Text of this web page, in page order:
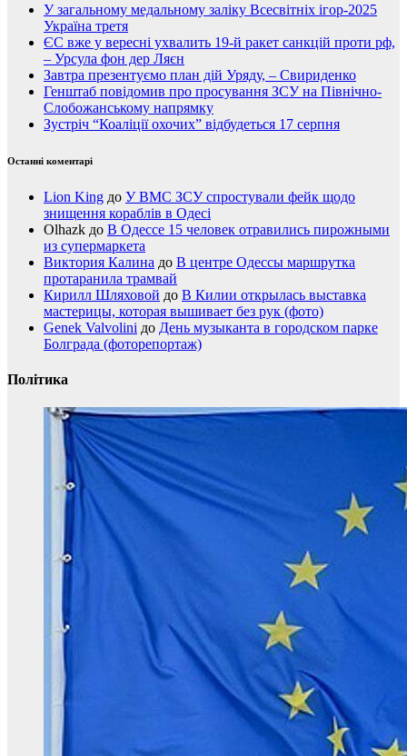
У загальному медальному заліку Всесвітніх ігор-2025
Україна третя
ЄС вже у вересні ухвалить 19-й ракет санкцій проти рф,
– Урсула фон дер Ляєн
Завтра презентуємо план дій Уряду, – Свириденко
Генштаб повідомив про просування ЗСУ на Північно-
Слобожанському напрямку
Зустріч “Коаліції охочих” відбудеться 17 серпня
Останні коментарі
Lion King до У ВМС ЗСУ спростували фейк щодо
знищення кораблів в Одесі
Olhazk до В Одессе 15 человек отравились пирожными
из супермаркета
Виктория Калина до В центре Одессы маршрутка
протаранила трамвай
Кирилл Шляховой до В Килии открылась выставка
мастерицы, которая вышивает без рук (фото)
Genek Valvolini до День музыканта в городском парке
Болграда (фоторепортаж)
Політика